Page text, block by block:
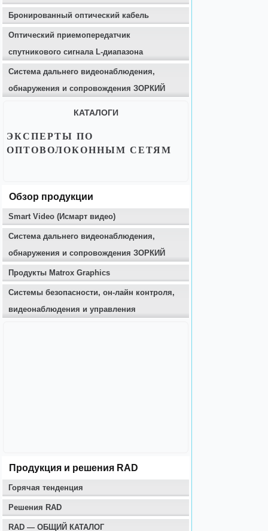
Бронированный оптический кабель
Оптический приемопередатчик
спутникового сигнала L-диапазона
Система дальнего видеонаблюдения,
обнаружения и сопровождения ЗОРКИЙ
КАТАЛОГИ
ЭКСПЕРТЫ ПО
ОПТОВОЛОКОННЫМ СЕТЯМ
Обзор продукции
Smart Video (Исмарт видео)
Система дальнего видеонаблюдения,
обнаружения и сопровождения ЗОРКИЙ
Продукты Matrox Graphics
Системы безопасности, он-лайн контроля,
видеонаблюдения и управления
Продукция и решения RAD
Горячая тенденция
Решения RAD
RAD — ОБЩИЙ КАТАЛОГ